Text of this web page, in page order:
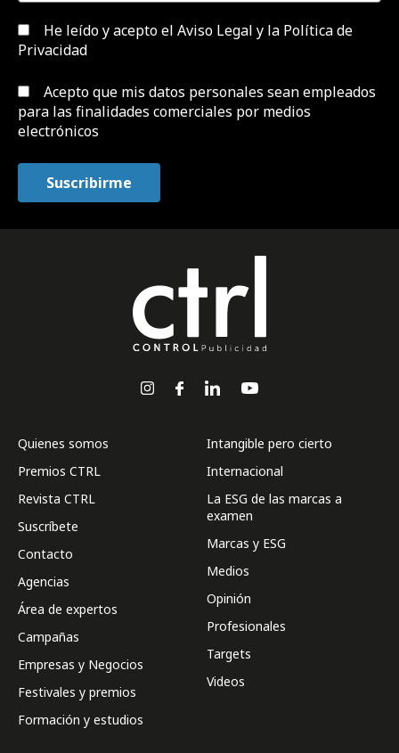
He leído y acepto el Aviso Legal y la Política de
Privacidad
Acepto que mis datos personales sean empleados
para las finalidades comerciales por medios
electrónicos
Quienes somos
Premios CTRL
Revista CTRL
Suscríbete
Contacto
Agencias
Área de expertos
Campañas
Empresas y Negocios
Festivales y premios
Formación y estudios
Intangible pero cierto
Internacional
La ESG de las marcas a
examen
Marcas y ESG
Medios
Opinión
Profesionales
Targets
Videos